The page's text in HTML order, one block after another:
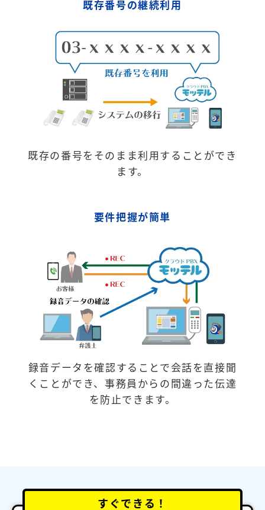
既存番号の継続利用
既存の番号をそのまま利用することができ
ます。
要件把握が簡単
録音データを確認することで会話を直接聞
くことができ、事務員からの間違った伝達
を防止できます。
すぐできる！